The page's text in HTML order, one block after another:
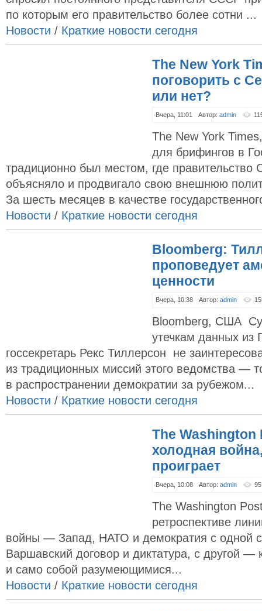
по которым его правительство более сотни ...
Новости / Краткие новости сегодня
The New York
поговорить с
или нет?
Вчера, 11:01 Автор: admin
The New York
для брифингов в
традиционно был местом, где правительство
объясняло и продвигало свою внешнюю
За шесть месяцев в качестве
Новости / Краткие новости сегодня
Bloomberg:
проповедует
ценности
Вчера, 10:38 Автор: admin
Bloomberg, США
утечкам данных из
госсекретарь Рекс Тиллерсон не
из традиционных миссий этого ведомства —
в распространении демократии за рубежом...
Новости / Краткие новости сегодня
The
холодная
проиграет
Вчера, 10:08 Автор: admin 95
The Washington
ретроспективе
войны — Запад, НАТО и демократия с одной
Варшавский договор и диктатура, с другой —
и само собой разумеющимися...
Новости / Краткие новости сегодня